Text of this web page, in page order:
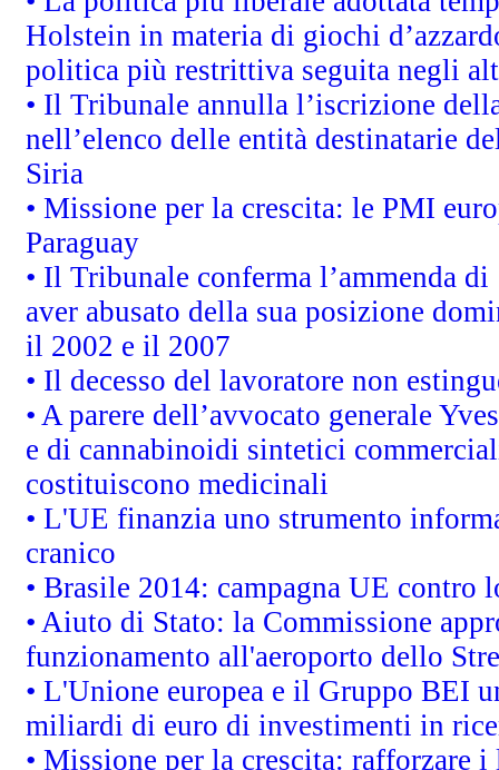
Holstein in materia di giochi
politica più restrittiva seguita negli
• Il Tribunale annulla l’iscrizione
nell’elenco delle entità destinatarie
Siria
• Missione per la crescita: le PMI
Paraguay
• Il Tribunale conferma l’ammenda
aver abusato della sua posizione
il 2002 e il 2007
• Il decesso del lavoratore non
• A parere dell’avvocato generale
e di cannabinoidi sintetici
costituiscono medicinali
• L'UE finanzia uno strumento
cranico
• Brasile 2014: campagna UE contro
• Aiuto di Stato: la Commissione
funzionamento all'aeroporto dello
• L'Unione europea e il Gruppo BEI
miliardi di euro di investimenti in
• Missione per la crescita: rafforzare